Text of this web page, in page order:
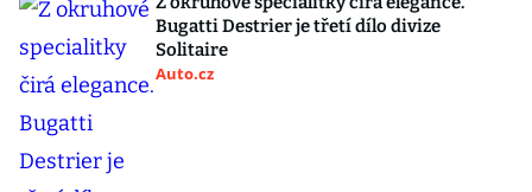
Bugatti Destrier je třetí dílo divize
Solitaire
Auto.cz